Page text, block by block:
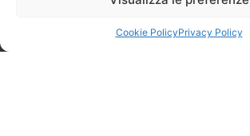
Cookie PolicyPrivacy Policy